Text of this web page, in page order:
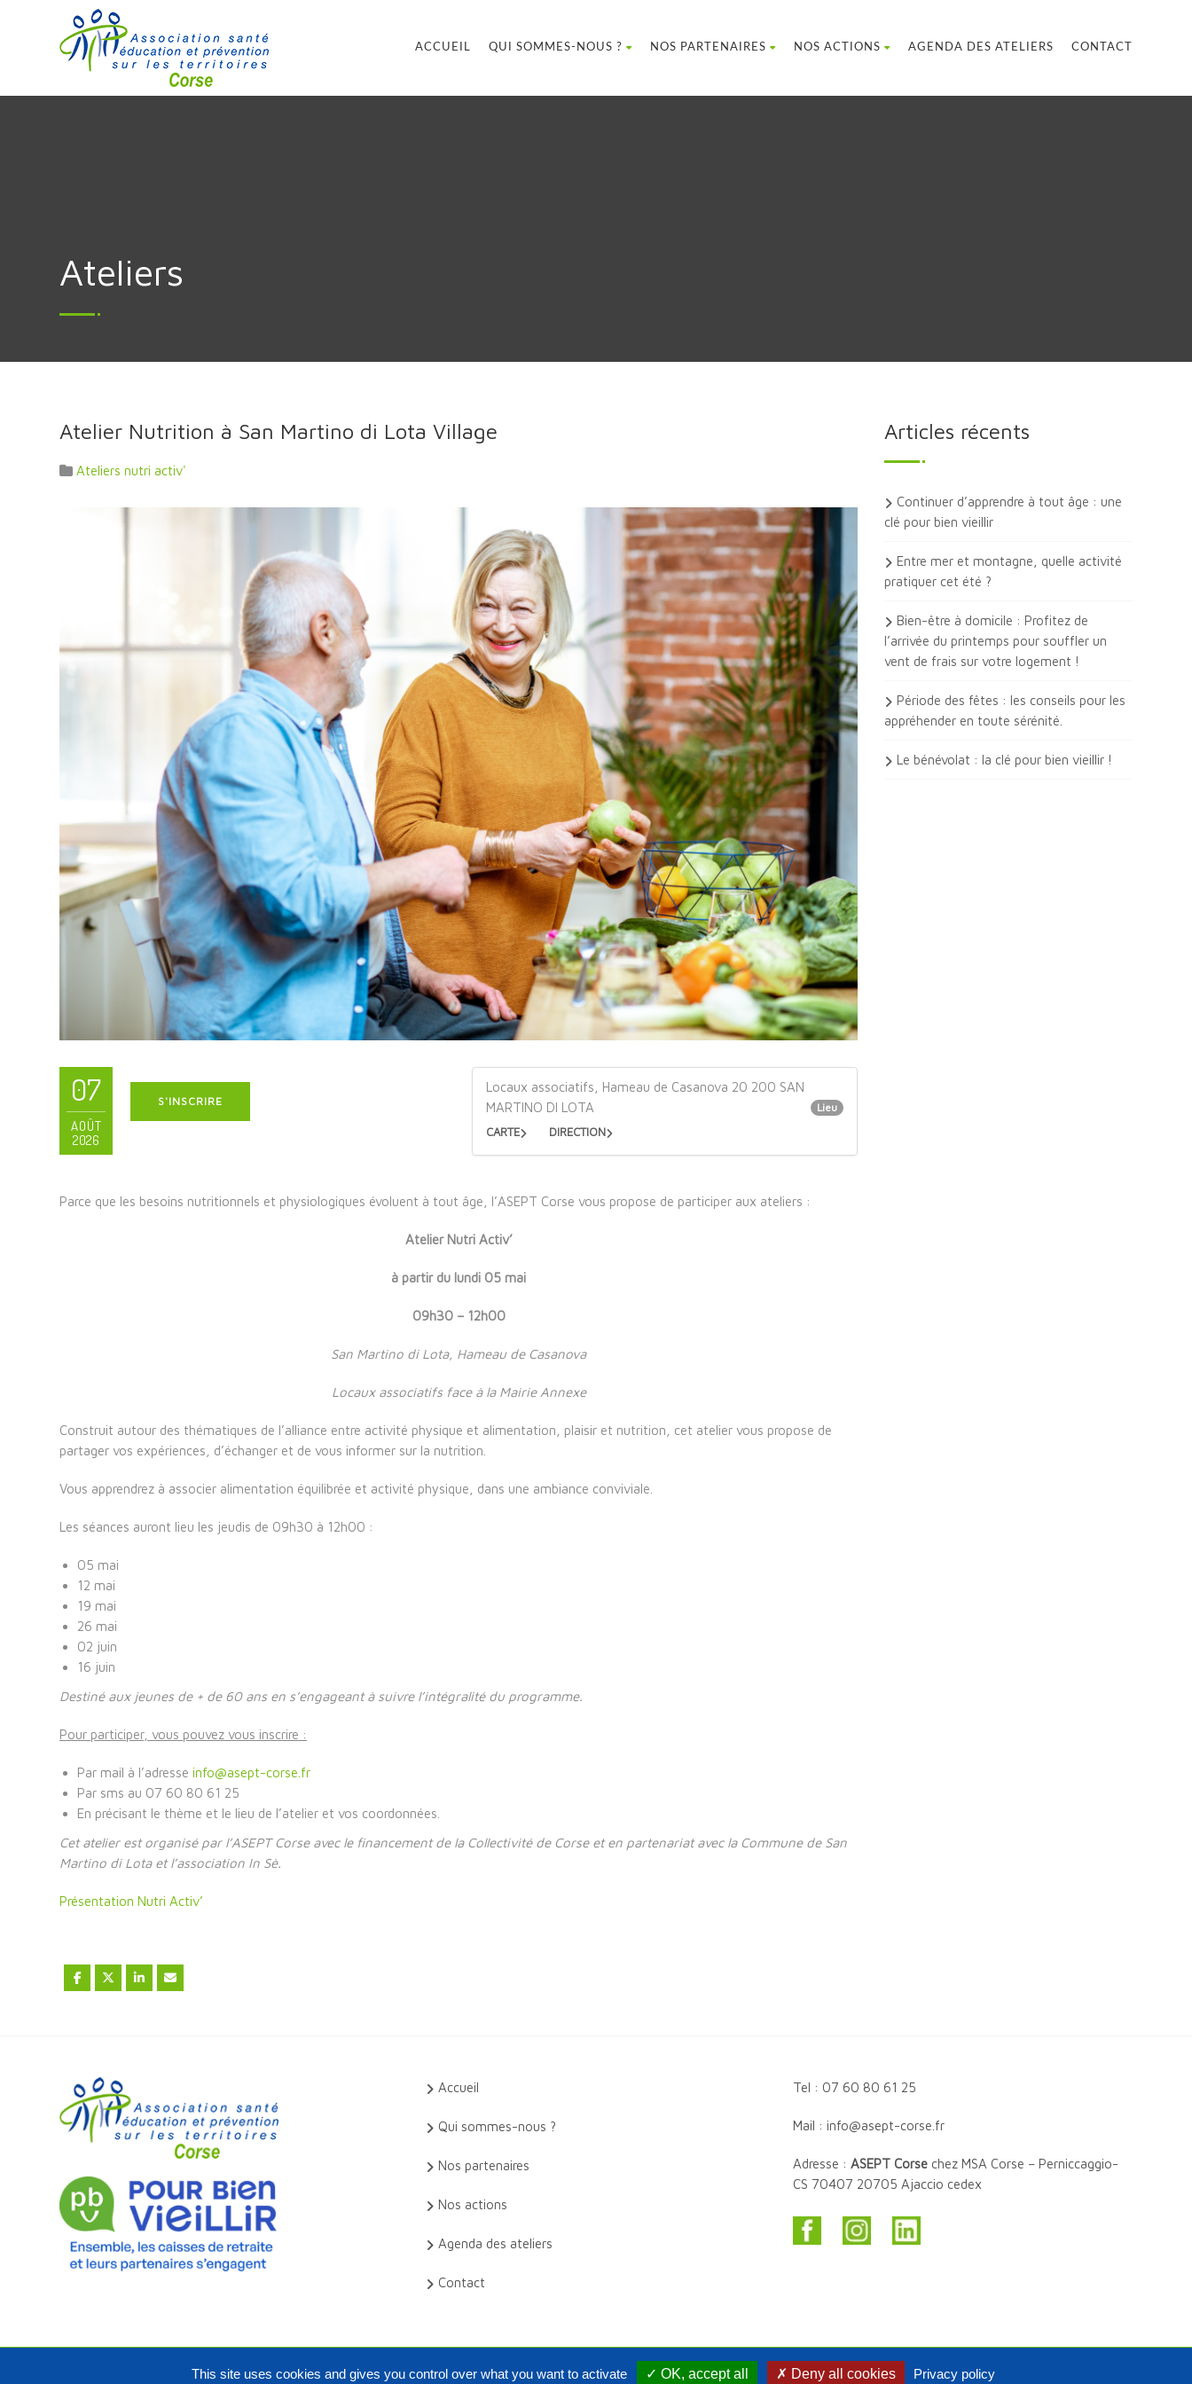
ACCUEIL QUI SOMMES-NOUS ? NOS PARTENAIRES NOS ACTIONS AGENDA DES ATELIERS CONTACT
Ateliers
Atelier Nutrition à San Martino di Lota Village
Ateliers nutri activ'
07
AOÛT
2026
S'INSCRIRE
Locaux associatifs, Hameau de Casanova 20 200 SAN
MARTINO DI LOTA
Lieu
CARTE DIRECTION
Parce que les besoins nutritionnels et physiologiques évoluent à tout âge, l’ASEPT Corse vous propose de participer aux ateliers :
Atelier Nutri Activ’
à partir du lundi 05 mai
09h30 – 12h00
San Martino di Lota, Hameau de Casanova
Locaux associatifs face à la Mairie Annexe
Construit autour des thématiques de l’alliance entre activité physique et alimentation, plaisir et nutrition, cet atelier vous propose de
partager vos expériences, d’échanger et de vous informer sur la nutrition.
Vous apprendrez à associer alimentation équilibrée et activité physique, dans une ambiance conviviale.
Les séances auront lieu les jeudis de 09h30 à 12h00 :
05 mai
12 mai
19 mai
26 mai
02 juin
16 juin
Destiné aux jeunes de + de 60 ans en s’engageant à suivre l’intégralité du programme.
Pour participer, vous pouvez vous inscrire :
Par mail à l’adresse info@asept-corse.fr
Par sms au 07 60 80 61 25
En précisant le thème et le lieu de l’atelier et vos coordonnées.
Cet atelier est organisé par l’ASEPT Corse avec le financement de la Collectivité de Corse et en partenariat avec la Commune de San
Martino di Lota et l’association In Sè.
Présentation Nutri Activ’
Articles récents
Continuer d’apprendre à tout âge : une
clé pour bien vieillir
Entre mer et montagne, quelle activité
pratiquer cet été ?
Bien-être à domicile : Profitez de
l’arrivée du printemps pour souffler un
vent de frais sur votre logement !
Période des fêtes : les conseils pour les
appréhender en toute sérénité.
Le bénévolat : la clé pour bien vieillir !
Accueil
Qui sommes-nous ?
Nos partenaires
Nos actions
Agenda des ateliers
Contact
Tel : 07 60 80 61 25
Mail : info@asept-corse.fr
Adresse : ASEPT Corsechez MSA Corse – Perniccaggio-
CS 70407 20705 Ajaccio cedex
Copyright Asept Corse 2020. Tous droits réservés.
This site uses cookies and gives you control over what you want to activate ✓ OK, accept all ✗ Deny all cookies Privacy policy